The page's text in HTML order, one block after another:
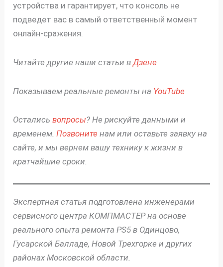
устройства и гарантирует, что консоль не
подведет вас в самый ответственный момент
онлайн-сражения.
Читайте другие наши статьи вДзене
Показываем реальные ремонты на YouTube
Осталисьвопросы? Не рискуйте данными и
временем.Позвоните нам или оставьте заявку на
сайте, и мы вернем вашу технику к жизни в
кратчайшие сроки.
Экспертная статья подготовлена инженерами
сервисного центра КОМПМАСТЕР на основе
реального опыта ремонта PS5 в Одинцово,
Гусарской Балладе, Новой Трехгорке и других
районах Московской области.